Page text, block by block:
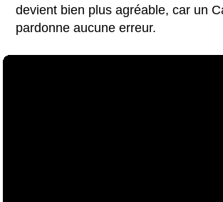
devient bien plus agréable, car un
pardonne aucune erreur.